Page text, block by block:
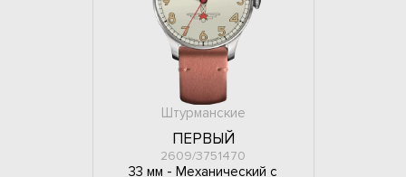
Штурманские
ПЕРВЫЙ
2609/3751470
33 мм - Механический с